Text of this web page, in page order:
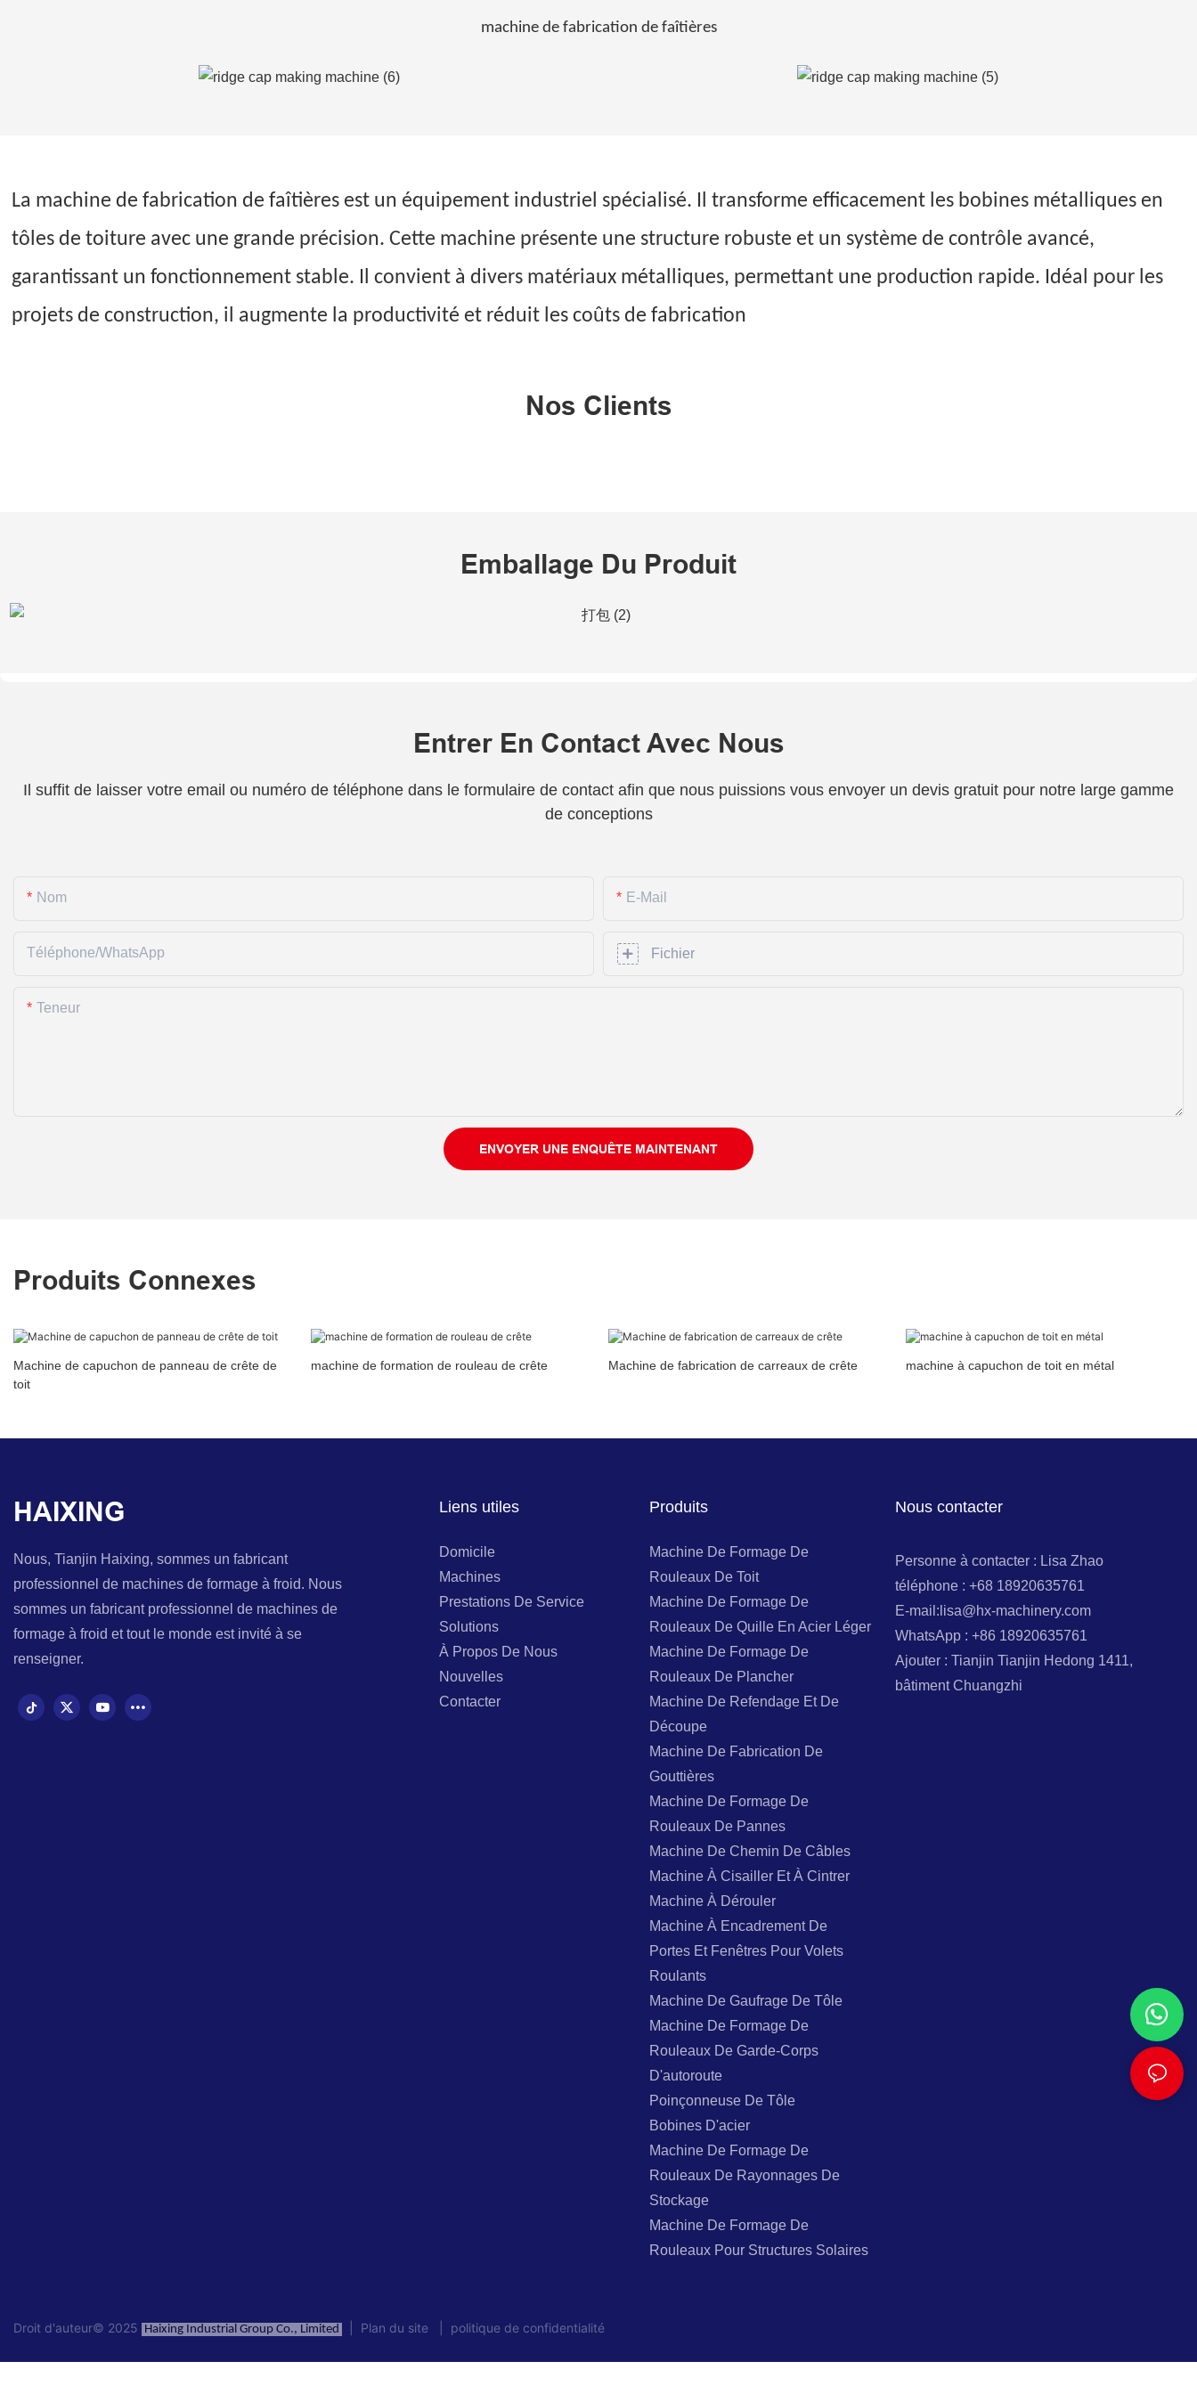
machine de fabrication de faîtières
La machine de fabrication de faîtières est un équipement industriel spécialisé. Il transforme efficacement les bobines métalliques en
tôles de toiture avec une grande précision. Cette machine présente une structure robuste et un système de contrôle avancé,
garantissant un fonctionnement stable. Il convient à divers matériaux métalliques, permettant une production rapide. Idéal pour les
projets de construction, il augmente la productivité et réduit les coûts de fabrication
Nos Clients
Emballage Du Produit
Entrer En Contact Avec Nous
Il suffit de laisser votre email ou numéro de téléphone dans le formulaire de contact afin que nous puissions vous envoyer un devis gratuit pour notre large gamme
de conceptions
Nom E-Mail
Téléphone/WhatsApp Fichier
Teneur
ENVOYER UNE ENQUÊTE MAINTENANT
Produits Connexes
Machine de capuchon de panneau de crête de
toit
machine de formation de rouleau de crête Machine de fabrication de carreaux de crête machine à capuchon de toit en métal
HAIXING
Nous, Tianjin Haixing, sommes un fabricant
professionnel de machines de formage à froid. Nous
sommes un fabricant professionnel de machines de
formage à froid et tout le monde est invité à se
renseigner.
Liens utiles
Domicile
Machines
Prestations De Service
Solutions
À Propos De Nous
Nouvelles
Contacter
Produits
Machine De Formage De
Rouleaux De Toit
Machine De Formage De
Rouleaux De Quille En Acier Léger
Machine De Formage De
Rouleaux De Plancher
Machine De Refendage Et De
Découpe
Machine De Fabrication De
Gouttières
Machine De Formage De
Rouleaux De Pannes
Machine De Chemin De Câbles
Machine À Cisailler Et À Cintrer
Machine À Dérouler
Machine À Encadrement De
Portes Et Fenêtres Pour Volets
Roulants
Machine De Gaufrage De Tôle
Machine De Formage De
Rouleaux De Garde-Corps
D'autoroute
Poinçonneuse De Tôle
Bobines D'acier
Machine De Formage De
Rouleaux De Rayonnages De
Stockage
Machine De Formage De
Rouleaux Pour Structures Solaires
Nous contacter
Personne à contacter : Lisa Zhao
téléphone : +68 18920635761
E-mail:lisa@hx-machinery.com
WhatsApp : +86 18920635761
Ajouter : Tianjin Tianjin Hedong 1411,
bâtiment Chuangzhi
Droit d'auteur© 2025 Haixing Industrial Group Co., Limited Plan du site politique de confidentialité